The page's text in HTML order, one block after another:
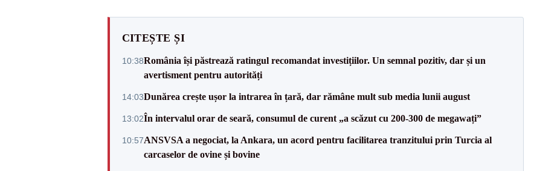
CITEȘTE ȘI
10:38România își păstrează ratingul recomandat investițiilor. Un semnal pozitiv, dar și un
avertisment pentru autorități
14:03Dunărea crește ușor la intrarea în țară, dar rămâne mult sub media lunii august
13:02În intervalul orar de seară, consumul de curent „a scăzut cu 200-300 de megawați”
10:57ANSVSA a negociat, la Ankara, un acord pentru facilitarea tranzitului prin Turcia al
carcaselor de ovine și bovine